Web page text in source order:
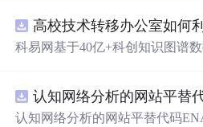
科易网基于40亿+科创知识图谱
新领域的AI+数智化解决方案，
智能化发展。
认知网络分析的网站平替代码